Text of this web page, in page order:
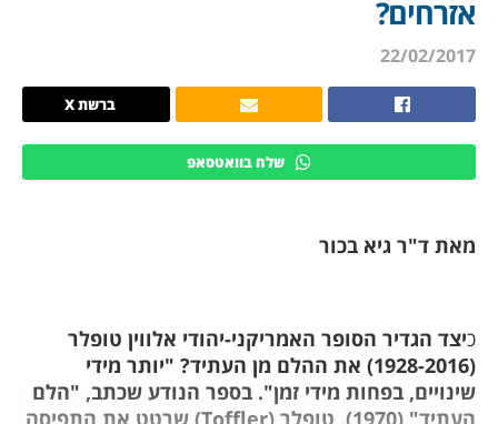
אזרחים?
22/02/2017
ברשת X
שלח בוואטסאפ
מאת ד"ר גיא בכור
כיצד הגדיר הסופר האמריקני-יהודי אלווין טופלר
(1928-2016) את ההלם מן העתיד? "יותר מידי
שינויים, בפחות מידי זמן". בספר הנודע שכתב, "הלם
העתיד" (1970), טופלר (Toffler) שרטט את התפיסה